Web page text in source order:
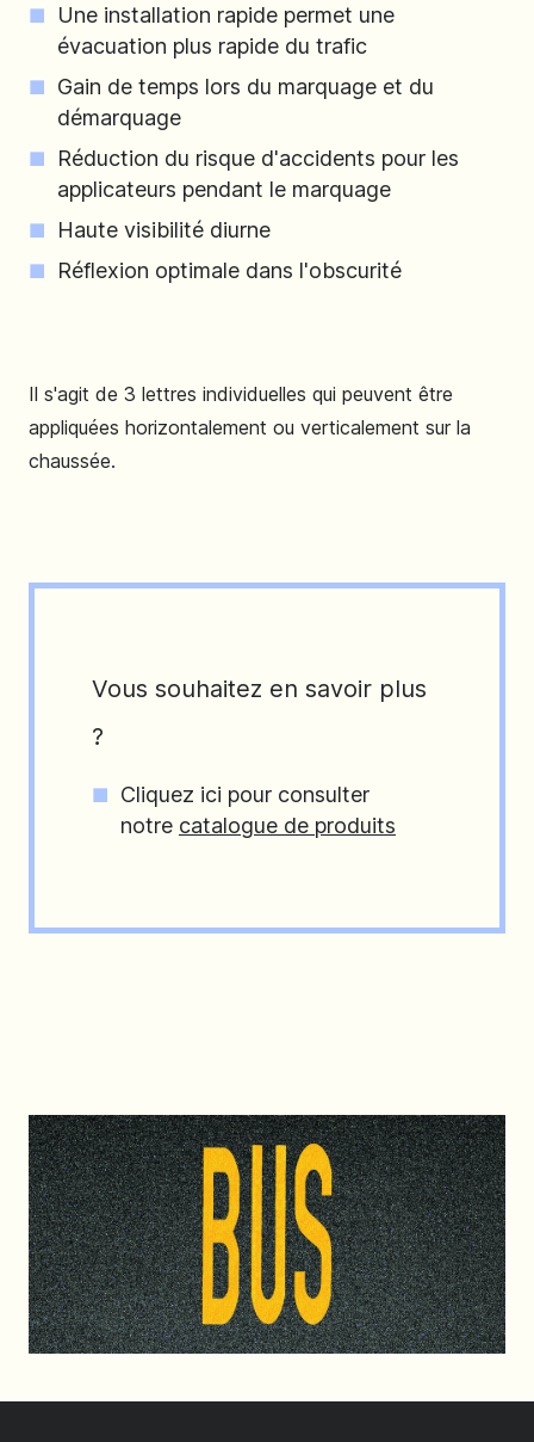
Une installation rapide permet une
évacuation plus rapide du trafic
Gain de temps lors du marquage et du
démarquage
Réduction du risque d'accidents pour les
applicateurs pendant le marquage
Haute visibilité diurne
Réflexion optimale dans l'obscurité
Il s'agit de 3 lettres individuelles qui peuvent être
appliquées horizontalement ou verticalement sur la
chaussée.
Vous souhaitez en savoir plus
?
Cliquez ici pour consulter
notre catalogue de produits